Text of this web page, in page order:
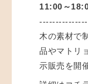
11:00～
木の素材で
品やマトリ
示販売を開